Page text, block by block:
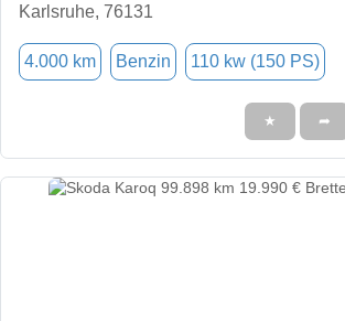
Karlsruhe, 76131
4.000 km Benzin 110 kw (150 PS)
★ ➦